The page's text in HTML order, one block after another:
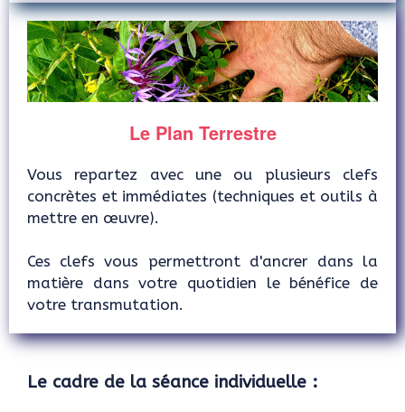
Le Plan Terrestre
Vous repartez avec une ou plusieurs clefs
concrètes et immédiates (techniques et outils à
mettre en œuvre).
Ces clefs vous permettront d'ancrer dans la
matière dans votre quotidien le bénéfice de
votre transmutation.
Le cadre de la séance individuelle :